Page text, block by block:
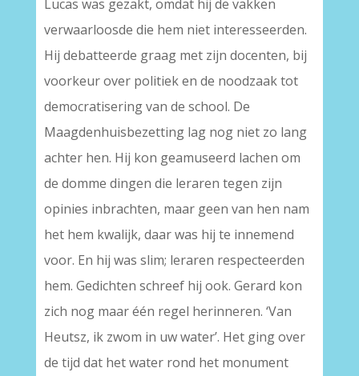
Lucas was gezakt, omdat hij de vakken
verwaarloosde die hem niet interesseerden.
Hij debatteerde graag met zijn docenten, bij
voorkeur over politiek en de noodzaak tot
democratisering van de school. De
Maagdenhuisbezetting lag nog niet zo lang
achter hen. Hij kon geamuseerd lachen om
de domme dingen die leraren tegen zijn
opinies inbrachten, maar geen van hen nam
het hem kwalijk, daar was hij te innemend
voor. En hij was slim; leraren respecteerden
hem. Gedichten schreef hij ook. Gerard kon
zich nog maar één regel herinneren. ‘Van
Heutsz, ik zwom in uw water’. Het ging over
de tijd dat het water rond het monument